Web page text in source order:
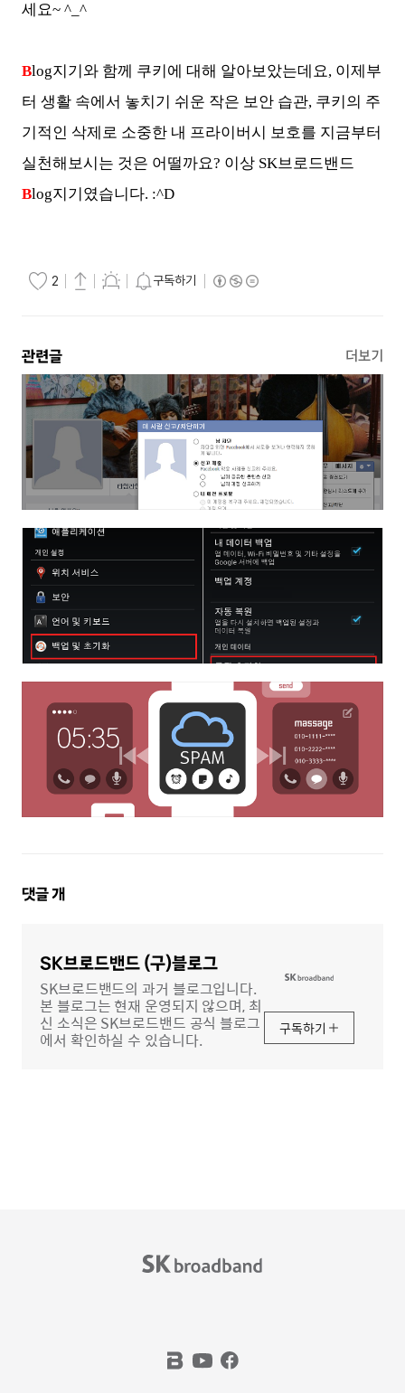
세요~ ^_^
Blog지기와 함께 쿠키에 대해 알아보았는데요, 이제부
터 생활 속에서 놓치기 쉬운 작은 보안 습관, 쿠키의 주
기적인 삭제로 소중한 내 프라이버시 보호를 지금부터
실천해보시는 것은 어떨까요? 이상 SK브로드밴드
Blog지기였습니다. :^D
2 구독하기
관련글 더보기
댓
댓글개
SK브로드밴드 (구)블로그
SK브로드밴드의 과거 블로그입니다.
본 블로그는 현재 운영되지 않으며, 최
신 소식은 SK브로드밴드 공식 블로그
에서 확인하실 수 있습니다.
구독하기